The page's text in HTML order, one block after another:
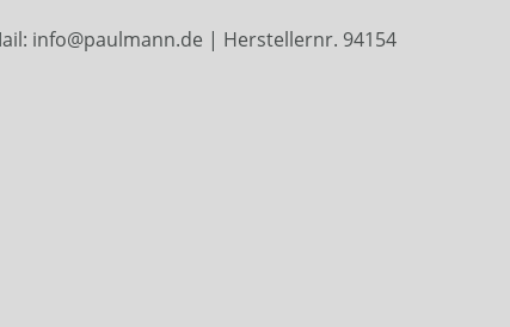
info@paulmann.de | Herstellernr. 94154